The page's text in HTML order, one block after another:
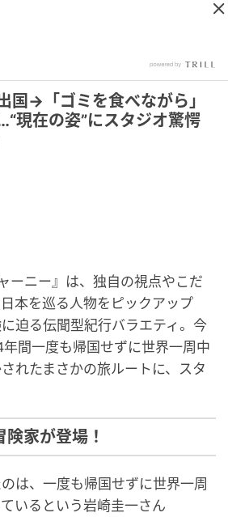
国→「ゴミを食べながら」
現在の姿”にスタジオ驚愕
ーニー』は、独自の視点やこだ
本を巡る人物をピックアップ
迫る伝聞型紀行バラエティ。今
間一度も帰国せずに世界一周中
れたまさかの旅ルートに、スタ
家が登場！
は、一度も帰国せずに世界一周
いるという岩崎圭一さん